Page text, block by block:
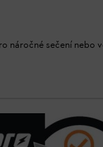
náročné sečení nebo